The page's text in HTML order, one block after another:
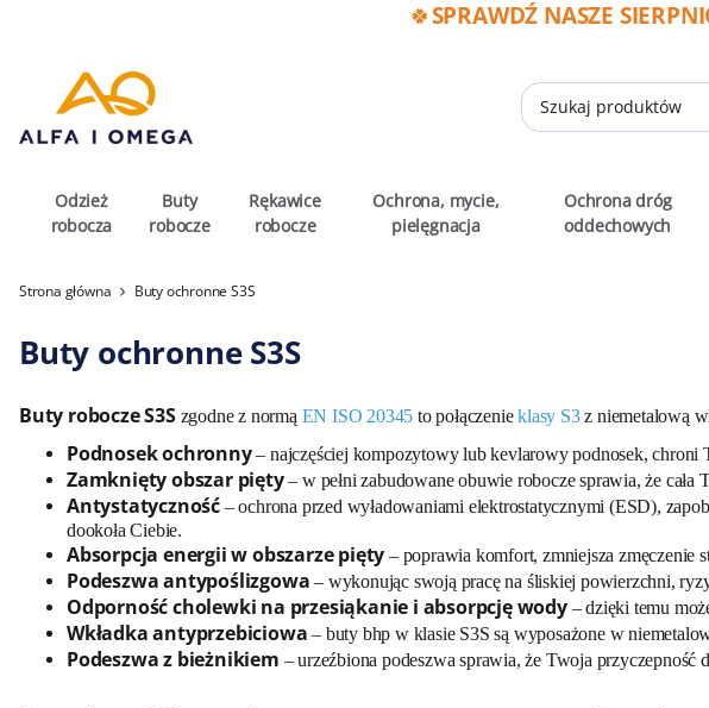
🍀SPRAWDŹ NASZE
Odzież
robocza
Buty
robocze
Rękawice
robocze
Ochrona, mycie,
pielęgnacja
Ochrona dróg
oddechowych
Strona główna Buty ochronne S3S
Buty ochronne S3S
Buty robocze S3Szgodne z normą EN ISO 20345 to połączenieklasy S3z niemetalową
Podnosek ochronny– najczęściej kompozytowy lub kevlarowy podnosek, chroni
Zamknięty obszar pięty– w pełni zabudowane obuwie robocze sprawia, że
Antystatyczność – ochrona przed wyładowaniami elektrostatycznymi (ESD),
dookoła Ciebie.
Absorpcja energii w obszarze pięty – poprawia komfort, zmniejsza zmęczenie
Podeszwa antypoślizgowa – wykonując swoją pracę na śliskiej powierzchni,
Odporność cholewki na przesiąkanie i absorpcję wody– dzięki temu
Wkładka antyprzebiciowa – buty bhp w klasie S3S są wyposażone w
Podeszwa z bieżnikiem – urzeźbiona podeszwa sprawia, że Twoja przyczepność